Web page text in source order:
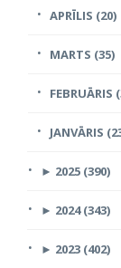
APRĪLIS (20)
MARTS (35)
FEBRUĀRIS
JANVĀRIS
► 2025 (390)
► 2024 (343)
► 2023 (402)